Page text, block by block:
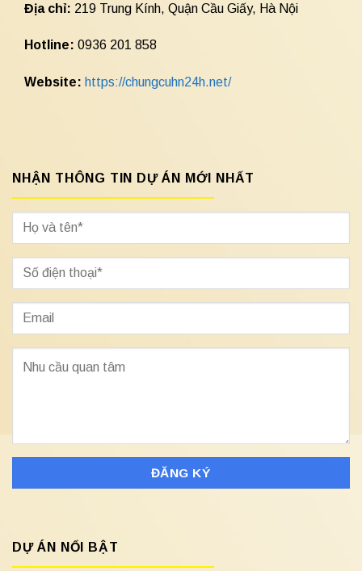
Địa chỉ: 219 Trung Kính, Quận Cầu Giấy, Hà Nội
Hotline: 0936 201 858
Website: https://chungcuhn24h.net/
NHẬN THÔNG TIN DỰ ÁN MỚI NHẤT
DỰ ÁN NỔI BẬT